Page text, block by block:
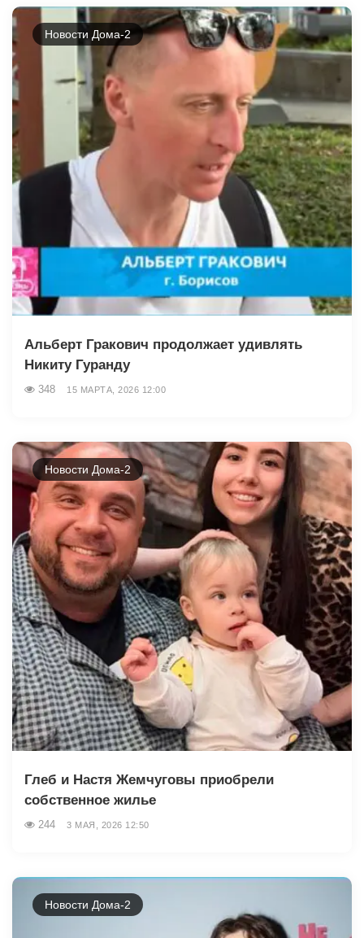
Новости Дома-2
Альберт Гракович продолжает удивлять
Никиту Гуранду
348 15 МАРТА, 2026 12:00
Новости Дома-2
Глеб и Настя Жемчуговы приобрели
собственное жилье
244 3 МАЯ, 2026 12:50
Новости Дома-2